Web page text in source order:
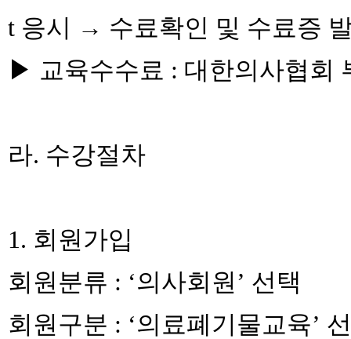
t 응시 → 수료확인 및 수료증
▶ 교육수수료 : 대한의사협회
라. 수강절차
1. 회원가입
회원분류 : ‘의사회원’ 선택
회원구분 : ‘의료폐기물교육’